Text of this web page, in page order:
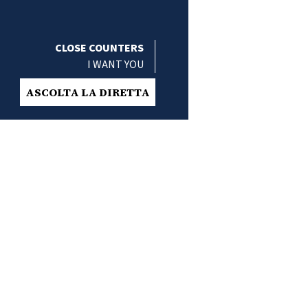
CLOSE COUNTERS
I WANT YOU
ASCOLTA LA DIRETTA